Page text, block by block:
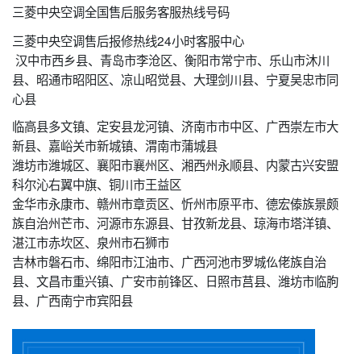
三菱中央空调全国售后服务客服热线号码
三菱中央空调售后报修热线24小时客服中心
汉中市西乡县、青岛市李沧区、衡阳市常宁市、乐山市沐川
县、昭通市昭阳区、凉山昭觉县、大理剑川县、宁夏吴忠市同
心县
临高县多文镇、定安县龙河镇、济南市市中区、广西崇左市大
新县、嘉峪关市新城镇、渭南市蒲城县
潍坊市潍城区、襄阳市襄州区、湘西州永顺县、内蒙古兴安盟
科尔沁右翼中旗、铜川市王益区
金华市永康市、赣州市章贡区、忻州市原平市、德宏傣族景颇
族自治州芒市、河源市东源县、甘孜新龙县、琼海市塔洋镇、
湛江市赤坎区、泉州市石狮市
吉林市磐石市、绵阳市江油市、广西河池市罗城仫佬族自治
县、文昌市重兴镇、广安市前锋区、日照市莒县、潍坊市临朐
县、广西南宁市宾阳县